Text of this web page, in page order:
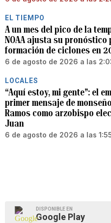
EL TIEMPO
A un mes del pico de la
NOAA ajusta su pronóstico
formación de ciclones en
6 de agosto de 2026 a las
LOCALES
“Aquí estoy, mi gente”: el
primer mensaje de
Ramos como arzobispo
Juan
6 de agosto de 2026 a las
DISPONIBLE EN
Google Play